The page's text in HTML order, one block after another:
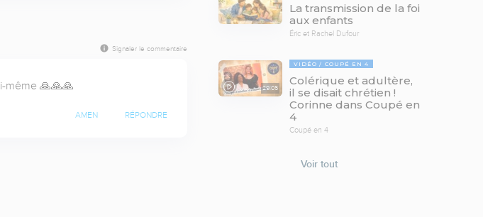
Signaler le commentaire
même 🙏🙏🙏
AMEN RÉPONDRE
La transmission de la foi
aux enfants
Éric et Rachel Dufour
29:05
VIDÉO COUPÉ EN 4
Colérique et adultère,
il se disait chrétien !
Corinne dans Coupé en
4
Coupé en 4
Voir tout